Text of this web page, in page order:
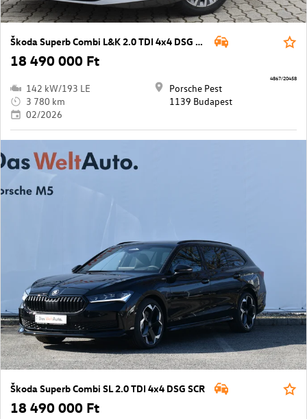
Škoda Superb Combi L&K 2.0 TDI 4x4 DSG SCR
18 490 000 Ft
142 kW/193 LE
3 780 km
02/2026
Porsche Pest
1139 Budapest
4867/20458
Škoda Superb Combi SL 2.0 TDI 4x4 DSG SCR
18 490 000 Ft